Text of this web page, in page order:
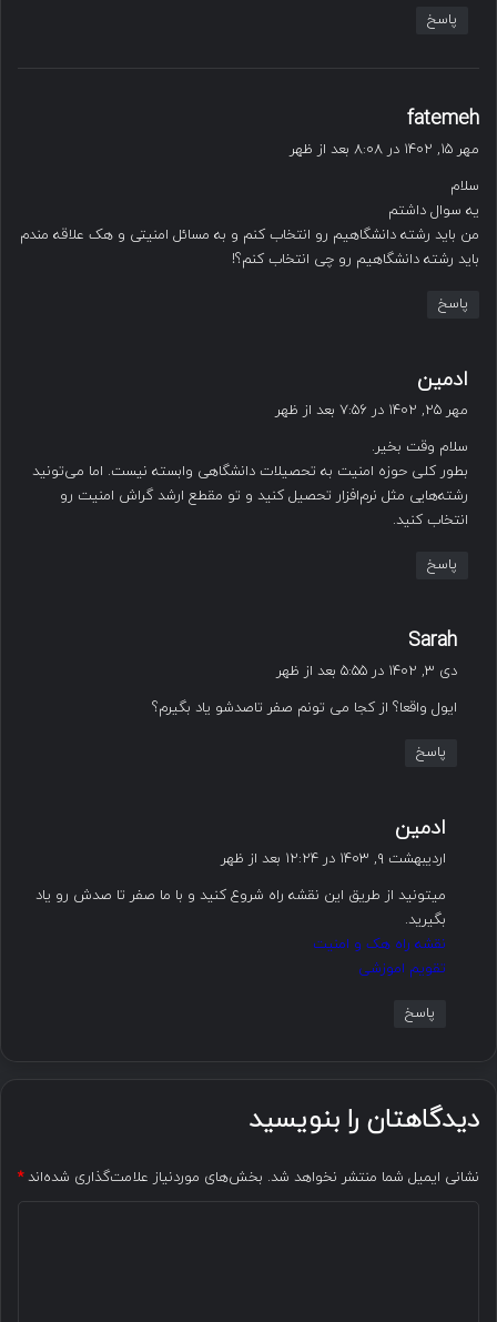
پاسخ
fatemeh
ف
مهر ۱۵, ۱۴۰۲ در ۸:۰۸ بعد از ظهر
سلام
یه سوال داشتم
من باید رشته دانشگاهیم‌ رو انتخاب کنم و به مسائل امنیتی و هک علاقه مندم
باید رشته دانشگاهیم رو چی انتخاب کنم؟!
پاسخ
ادمین
ف
:
مهر ۲۵, ۱۴۰۲ در ۷:۵۶ بعد از ظهر
سلام وقت بخیر.
بطور کلی حوزه امنیت به تحصیلات دانشگاهی وابسته نیست. اما می‌تونید
رشته‌هایی مثل نرم‌افزار تحصیل کنید و تو مقطع ارشد گراش امنیت رو
انتخاب کنید.
پاسخ
Sarah
:
دی ۳, ۱۴۰۲ در ۵:۵۵ بعد از ظهر
ایول واقعا؟ از کجا می تونم صفر تاصدشو یاد بگیرم؟
پاسخ
ادمین
:
اردیبهشت ۹, ۱۴۰۳ در ۱۲:۲۴ بعد از ظهر
میتونید از طریق این نقشه راه شروع کنید و با ما صفر تا صدش رو یاد
بگیرید.
نقشه راه هک و امنیت
تقویم اموزشی
پاسخ
دیدگاهتان را بنویسید
نشانی ایمیل شما منتشر نخواهد شد. بخش‌های موردنیاز علامت‌گذاری شده‌اند*